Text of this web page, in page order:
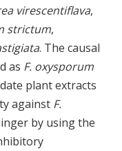
virescentiflava,
strictum,
. The causal
as F. oxysporum
plant extracts
against F.
by using the